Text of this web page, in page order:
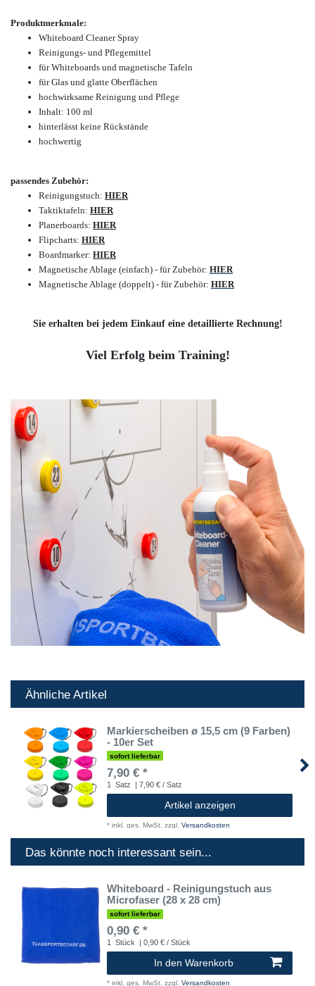
Produktmerkmale:
Whiteboard Cleaner Spray
Reinigungs- und Pflegemittel
für Whiteboards und magnetische Tafeln
für Glas und glatte Oberflächen
hochwirksame Reinigung und Pflege
Inhalt: 100 ml
hinterlässt keine Rückstände
hochwertig
passendes Zubehör:
Reinigungstuch: HIER
Taktiktafeln: HIER
Planerboards: HIER
Flipcharts: HIER
Boardmarker: HIER
Magnetische Ablage (einfach) - für Zubehör: HIER
Magnetische Ablage (doppelt) - für Zubehör: HIER
Sie erhalten bei jedem Einkauf eine detaillierte Rechnung!
Viel Erfolg beim Training!
Ähnliche Artikel
Markierscheiben ø 15,5 cm (9 Farben)
- 10er Set
sofort lieferbar
7,90 € *
1 Satz | 7,90 € / Satz
Artikel anzeigen
* inkl. ges. MwSt. zzgl. Versandkosten
Das könnte noch interessant sein...
Whiteboard - Reinigungstuch aus
Microfaser (28 x 28 cm)
sofort lieferbar
0,90 € *
1 Stück | 0,90 € / Stück
In den Warenkorb
* inkl. ges. MwSt. zzgl. Versandkosten